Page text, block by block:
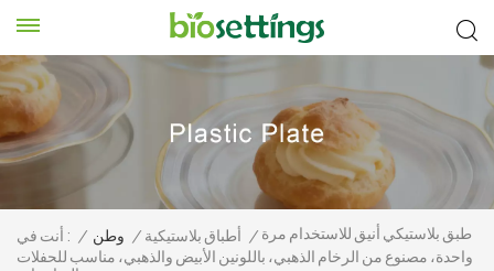
أنت في : / وطن / أطباق بلاستيكية / طبق بلاستيكي أنيق للاستخدام مرة
واحدة، مصنوع من الرخام الذهبي، باللونين الأبيض والذهبي، مناسب للحفلات